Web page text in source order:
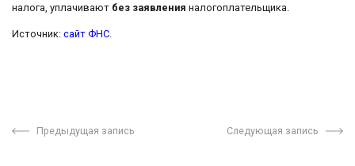
налога, уплачивают без заявления налогоплательщика.
Источник: сайт ФНС
Предыдущая запись Следующая запись